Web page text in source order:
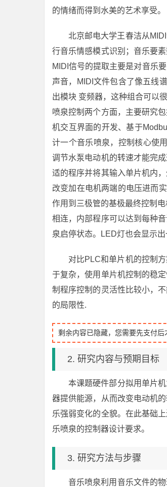
的情绪而得到水美的艺术享受。
北京邮电大学王春洁从
行音乐情感模式识别；音乐要
MIDI信号的提取主要是对音乐
声音，MIDI文件包含了像五线
出模块 变频器，这种组合可以
喷泉控制两个方面，主要研究
机交互界面的开发、基于
计一个音乐喷泉，控制核心使
调节水泵电动机的转速才能完
适的程序并将其输入单片机内
改变加在电机两端的电压进而
作用到三极管的基极最终控制
相连，内部程序可以达到每种
泉启停状态。LED灯也会显示
对比PLC和单片机的控制
于复杂，使用单片机控制的稳
制程序控制的灵活性比较小，
的局限性.
剩余内容已隐藏，您需要先支付后
2. 研究内容与预期目标
本课题硬件部分拟用单片
器提供能源，从而改变电动机
乐强弱变化的全貌。在此基础
乐喷泉的控制器设计要求。
3. 研究方法与步骤
音乐喷泉利用音乐文件的